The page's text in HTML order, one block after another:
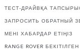
ТЕСТ-ДРАЙВҚА
ЗАПРОСИТЬ ОБРАТНЫЙ
МЕНІ ХАБАРДАР ЕТІҢІЗ
RANGE ROVER